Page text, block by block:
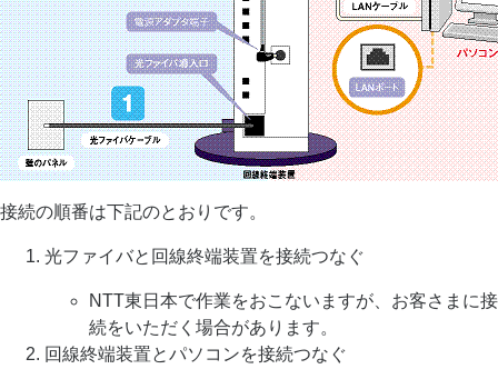
接続の順番は下記のとおりです。
光ファイバと回線終端装置を接続つなぐ
NTT東日本で作業をおこないますが、お客さまに接
続をいただく場合があります。
回線終端装置とパソコンを接続つなぐ